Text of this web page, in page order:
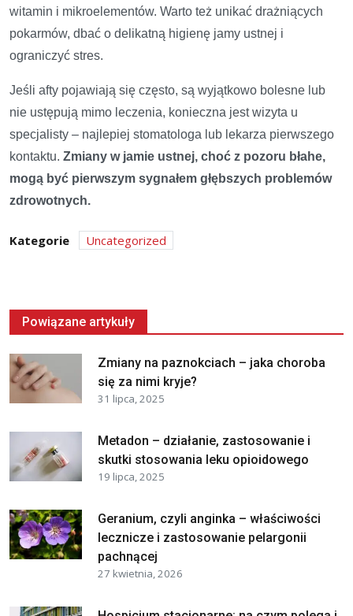
witamin i mikroelementów. Warto też unikać drażniących
pokarmów, dbać o delikatną higienę jamy ustnej i
ograniczyć stres.
Jeśli afty pojawiają się często, są wyjątkowo bolesne lub
nie ustępują mimo leczenia, konieczna jest wizyta u
specjalisty – najlepiej stomatologa lub lekarza pierwszego
kontaktu. Zmiany w jamie ustnej, choć z pozoru błahe,
mogą być pierwszym sygnałem głębszych problemów
zdrowotnych.
Kategorie Uncategorized
Powiązane artykuły
Zmiany na paznokciach – jaka choroba
się za nimi kryje?
31 lipca, 2025
Metadon – działanie, zastosowanie i
skutki stosowania leku opioidowego
19 lipca, 2025
Geranium, czyli anginka – właściwości
lecznicze i zastosowanie pelargonii
pachnącej
27 kwietnia, 2026